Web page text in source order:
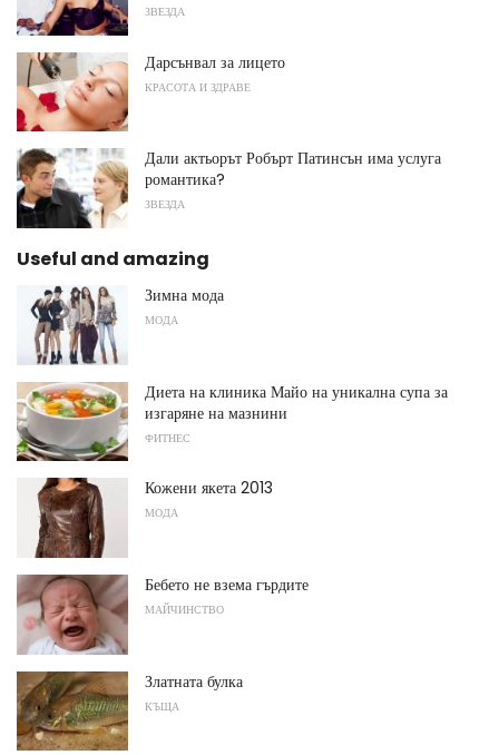
ЗВЕЗДА
Дарсънвал за лицето
КРАСОТА И ЗДРАВЕ
Дали актьорът Робърт Патинсън има услуга
романтика?
ЗВЕЗДА
Useful and amazing
Зимна мода
МОДА
Диета на клиника Майо на уникална супа за
изгаряне на мазнини
ФИТНЕС
Кожени якета 2013
МОДА
Бебето не взема гърдите
МАЙЧИНСТВО
Златната булка
КЪЩА